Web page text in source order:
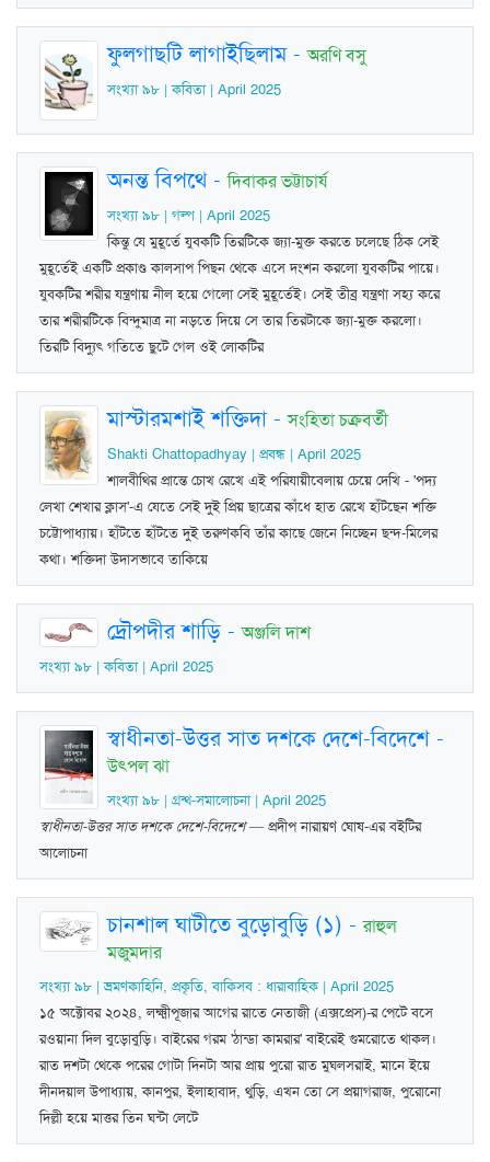
ফুলগাছটি লাগাইছিলাম -অরণি বসু
সংখ্যা ৯৮ | কবিতা | April 2025
অনন্ত বিপথে-দিবাকর ভট্টাচার্য
সংখ্যা ৯৮ | গল্প | April 2025
কিন্তু যে মুহূর্তে যুবকটি তিরটিকে জ্যা-মুক্ত করতে চলেছে ঠিক সেই
মুহূর্তেই একটি প্রকাণ্ড কালসাপ পিছন থেকে এসে দংশন করলো যুবকটির পায়ে।
যুবকটির শরীর যন্ত্রণায় নীল হয়ে গেলো সেই মুহূর্তেই। সেই তীব্র যন্ত্রণা সহ্য করে
তার শরীরটিকে বিন্দুমাত্র না নড়তে দিয়ে সে তার তিরটাকে জ্যা-মুক্ত করলো।
তিরটি বিদ্যুৎ গতিতে ছুটে গেল ওই লোকটির
মাস্টারমশাই শক্তিদা-সংহিতা চক্রবর্তী
Shakti Chattopadhyay | প্রবন্ধ | April 2025
শালবীথির প্রান্তে চোখ রেখে এই পরিযায়ীবেলায় চেয়ে দেখি - 'পদ্য
লেখা শেখার ক্লাস'-এ যেতে সেই দুই প্রিয় ছাত্রের কাঁধে হাত রেখে হাঁটছেন শক্তি
চট্টোপাধ্যায়। হাঁটতে হাঁটতে দুই তরুণকবি তাঁর কাছে জেনে নিচ্ছেন ছন্দ-মিলের
কথা। শক্তিদা উদাসভাবে তাকিয়ে
দ্রৌপদীর শাড়ি -অঞ্জলি দাশ
সংখ্যা ৯৮ | কবিতা | April 2025
স্বাধীনতা-উত্তর সাত দশকে দেশে-বিদেশে -
উৎপল ঝা
সংখ্যা ৯৮ | গ্রন্থ-সমালোচনা | April 2025
স্বাধীনতা-উত্তর সাত দশকে দেশে-বিদেশে— প্রদীপ নারায়ণ ঘোষ-এর বইটির
আলোচনা
চানশাল ঘাটীতে বুড়োবুড়ি (১) -রাহুল
মজুমদার
সংখ্যা ৯৮ | ভ্রমণকাহিনি, প্রকৃতি, বাকিসব : ধারাবাহিক | April 2025
১৫ অক্টোবর ২০২৪, লক্ষ্মীপূজার আগের রাতে নেতাজী (এক্সপ্রেস)-র পেটে বসে
রওয়ানা দিল বুড়োবুড়ি। বাইরের গরম 'ঠান্ডা কামরার' বাইরেই গুমরোতে থাকল।
রাত দশটা থেকে পরের গোটা দিনটা আর প্রায় পুরো রাত মুঘলসরাই, মানে ইয়ে
দীনদয়াল উপাধ্যায়, কানপুর, ইলাহাবাদ, থুড়ি, এখন তো সে প্রয়াগরাজ, পুরোনো
দিল্লী হয়ে মাত্তর তিন ঘন্টা লেটে